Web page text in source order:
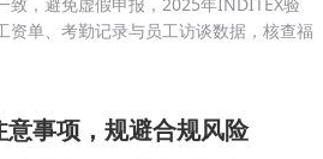
资单、考勤记录与员工访谈数据，核查福
事项，规避合规风险